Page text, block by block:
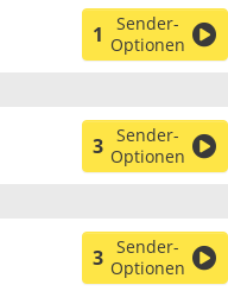
1
Sender-
Optionen
3 Sender-
Optionen
3 Sender-
Optionen